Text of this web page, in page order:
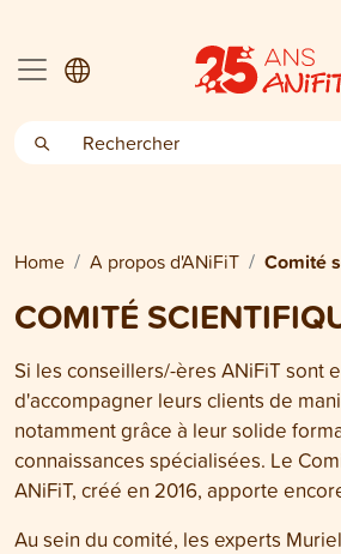
Home A propos d'ANiFiT Comité
COMITÉ
Si les conseillers/-ères ANiFiT sont
d'accompagner leurs clients de
notamment grâce à leur solide
connaissances spécialisées. Le
ANiFiT, créé en 2016, apporte
Au sein du comité, les experts